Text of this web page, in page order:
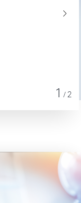
1 / 2